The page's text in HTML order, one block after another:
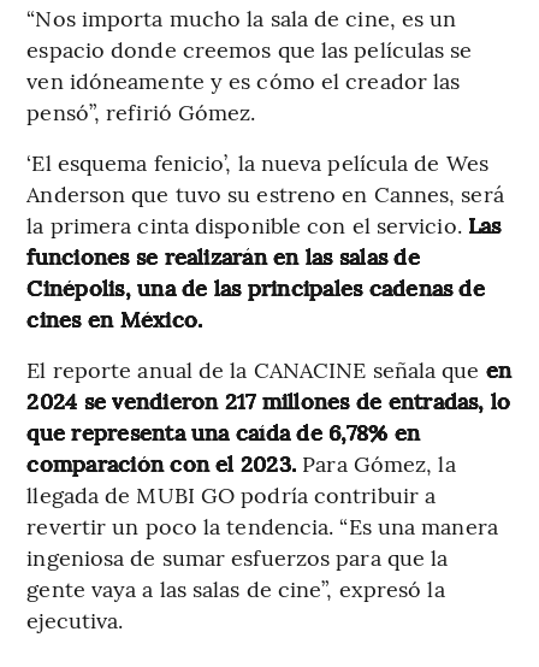
“Nos importa mucho la sala de cine, es un
espacio donde creemos que las películas se
ven idóneamente y es cómo el creador las
pensó”, refirió Gómez.
‘El esquema fenicio’, la nueva película de Wes
Anderson que tuvo su estreno en Cannes, será
la primera cinta disponible con el servicio. Las
funciones se realizarán en las salas de
Cinépolis, una de las principales cadenas de
cines en México.
El reporte anual de la CANACINE señala que en
2024 se vendieron 217 millones de entradas, lo
que representa una caída de 6,78% en
comparación con el 2023. Para Gómez, la
llegada de MUBI GO podría contribuir a
revertir un poco la tendencia. “Es una manera
ingeniosa de sumar esfuerzos para que la
gente vaya a las salas de cine”, expresó la
ejecutiva.